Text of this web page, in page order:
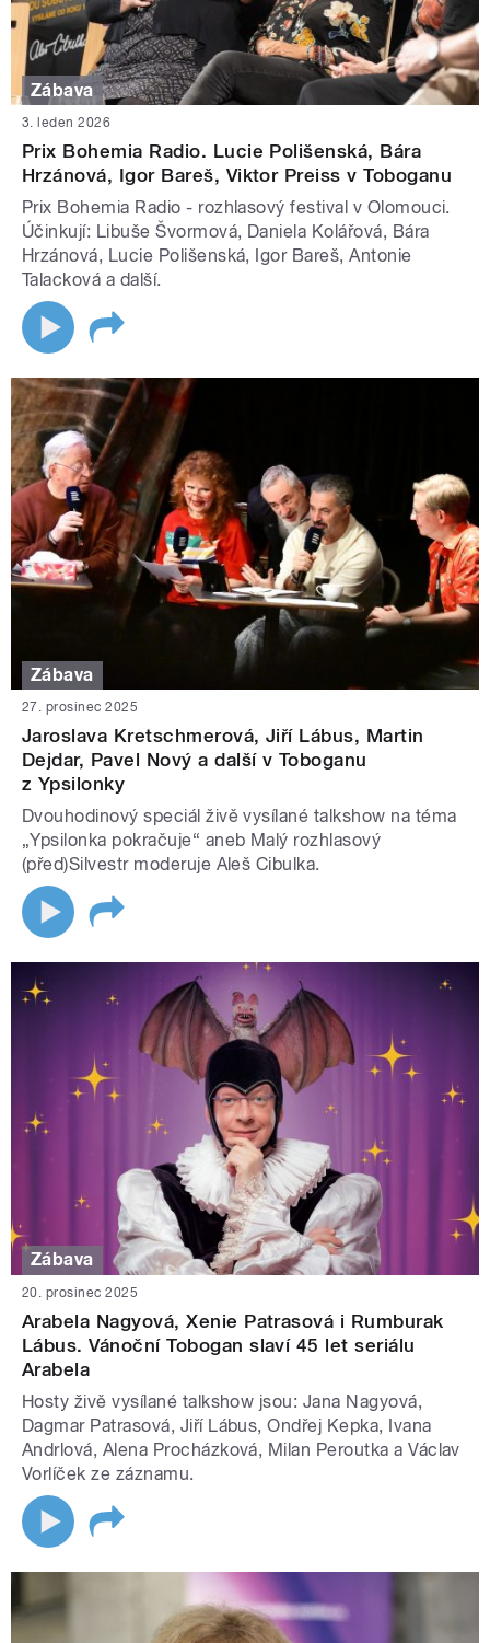
Zábava
3. leden 2026
Prix Bohemia Radio. Lucie Polišenská, Bára
Hrzánová, Igor Bareš, Viktor Preiss v Toboganu
Prix Bohemia Radio - rozhlasový festival v Olomouci.
Účinkují: Libuše Švormová, Daniela Kolářová, Bára
Hrzánová, Lucie Polišenská, Igor Bareš, Antonie
Talacková a další.
Zábava
27. prosinec 2025
Jaroslava Kretschmerová, Jiří Lábus, Martin
Dejdar, Pavel Nový a další v Toboganu
z Ypsilonky
Dvouhodinový speciál živě vysílané talkshow na téma
„Ypsilonka pokračuje“ aneb Malý rozhlasový
(před)Silvestr moderuje Aleš Cibulka.
Zábava
20. prosinec 2025
Arabela Nagyová, Xenie Patrasová i Rumburak
Lábus. Vánoční Tobogan slaví 45 let seriálu
Arabela
Hosty živě vysílané talkshow jsou: Jana Nagyová,
Dagmar Patrasová, Jiří Lábus, Ondřej Kepka, Ivana
Andrlová, Alena Procházková, Milan Peroutka a Václav
Vorlíček ze záznamu.